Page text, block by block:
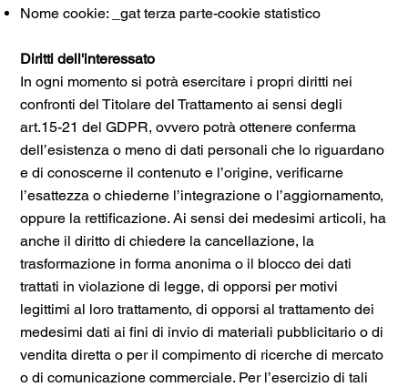
Nome cookie: _gat terza parte-cookie statistico
Diritti dell'interessato
In ogni momento si potrà esercitare i propri diritti nei
confronti del Titolare del Trattamento ai sensi degli
art.15-21 del GDPR, ovvero potrà ottenere conferma
dell’esistenza o meno di dati personali che lo riguardano
e di conoscerne il contenuto e l’origine, verificarne
l’esattezza o chiederne l’integrazione o l’aggiornamento,
oppure la rettificazione. Ai sensi dei medesimi articoli, ha
anche il diritto di chiedere la cancellazione, la
trasformazione in forma anonima o il blocco dei dati
trattati in violazione di legge, di opporsi per motivi
legittimi al loro trattamento, di opporsi al trattamento dei
medesimi dati ai fini di invio di materiali pubblicitario o di
vendita diretta o per il compimento di ricerche di mercato
o di comunicazione commerciale. Per l’esercizio di tali